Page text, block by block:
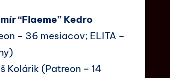
“Flaeme” Kedro
– 36 mesiacov; ELITA –
Kolárik (Patreon – 14